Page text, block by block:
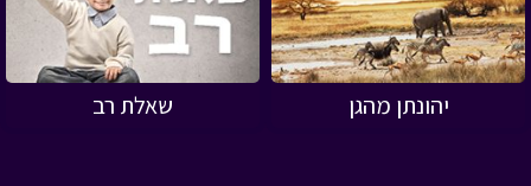
יהונתן מהגן שאלת רב